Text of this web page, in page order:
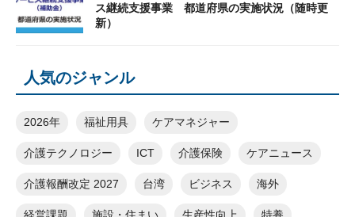
ス継続支援事業 都道府県の実施状況（随時更
新）
人気のジャンル
2026年 福祉用具 ケアマネジャー
介護テクノロジー ICT 介護保険 ケアニュース
介護報酬改定 2027 台湾 ビジネス 海外
経営課題 施設・住まい 生産性向上 特養